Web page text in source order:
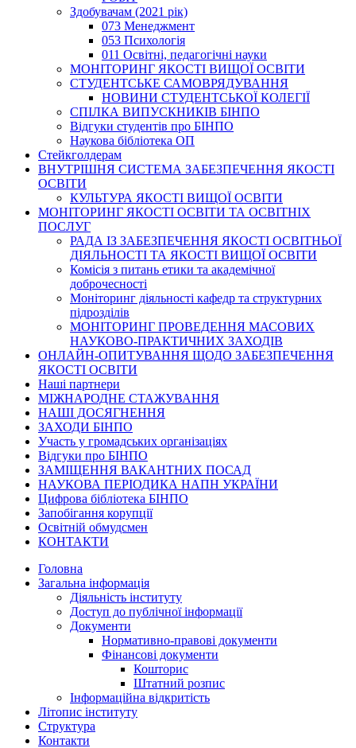
Здобувачам (2021 рік)
073 Менеджмент
053 Психологія
011 Освітні, педагогічні науки
МОНІТОРИНГ ЯКОСТІ ВИЩОЇ ОСВІТИ
СТУДЕНТСЬКЕ САМОВРЯДУВАННЯ
НОВИНИ СТУДЕНТСЬКОЇ КОЛЕГІЇ
СПІЛКА ВИПУСКНИКІВ БІНПО
Відгуки студентів про БІНПО
Наукова бібліотека ОП
Стейкголдерам
ВНУТРІШНЯ СИСТЕМА ЗАБЕЗПЕЧЕННЯ ЯКОСТІ
ОСВІТИ
КУЛЬТУРА ЯКОСТІ ВИЩОЇ ОСВІТИ
МОНІТОРИНГ ЯКОСТІ ОСВІТИ ТА ОСВІТНІХ
ПОСЛУГ
РАДА ІЗ ЗАБЕЗПЕЧЕННЯ ЯКОСТІ ОСВІТНЬОЇ
ДІЯЛЬНОСТІ ТА ЯКОСТІ ВИЩОЇ ОСВІТИ
Комісія з питань етики та академічної
доброчесності
Моніторинг діяльності кафедр та структурних
підрозділів
МОНІТОРИНГ ПРОВЕДЕННЯ МАСОВИХ
НАУКОВО-ПРАКТИЧНИХ ЗАХОДІВ
ОНЛАЙН-ОПИТУВАННЯ ЩОДО ЗАБЕЗПЕЧЕННЯ
ЯКОСТІ ОСВІТИ
Наші партнери
МІЖНАРОДНЕ СТАЖУВАННЯ
НАШІ ДОСЯГНЕННЯ
ЗАХОДИ БІНПО
Участь у громадських організаціях
Відгуки про БІНПО
ЗАМІЩЕННЯ ВАКАНТНИХ ПОСАД
НАУКОВА ПЕРІОДИКА НАПН УКРАЇНИ
Цифрова бібліотека БІНПО
Запобігання корупції
Освітній обмудсмен
КОНТАКТИ
Головна
Загальна інформація
Діяльність інституту
Доступ до публічної інформації
Документи
Нормативно-правові документи
Фінансові документи
Кошторис
Штатний розпис
Інформаційна відкритість
Літопис інституту
Структура
Контакти